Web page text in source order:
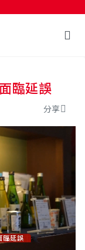
臨延誤
分享